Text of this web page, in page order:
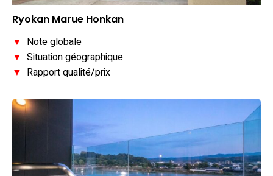
Ryokan Marue Honkan
▼ Note globale
▼ Situation géographique
▼ Rapport qualité/prix